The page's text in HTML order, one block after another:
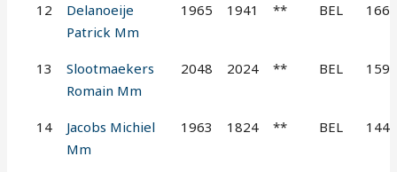
12
Delanoeije
Patrick Mm
1965 1941 ** BEL 166
13
Slootmaekers
Romain Mm
2048 2024 ** BEL 159
14
Jacobs Michiel
Mm
1963 1824 ** BEL 144